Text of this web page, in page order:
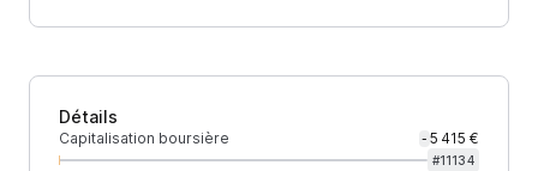
Détails
Capitalisation boursière - 5 415 €
#11134